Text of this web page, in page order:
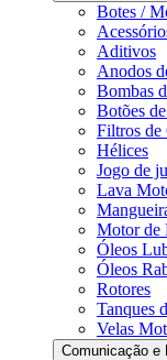
Botes /
Aditivos
Anodos
Bombas
Botões
Filtros de
Hélices
Jogo de
Lava
Motor de
Óleos
Óleos
Rotores
Tanques
Velas
Comunicação e